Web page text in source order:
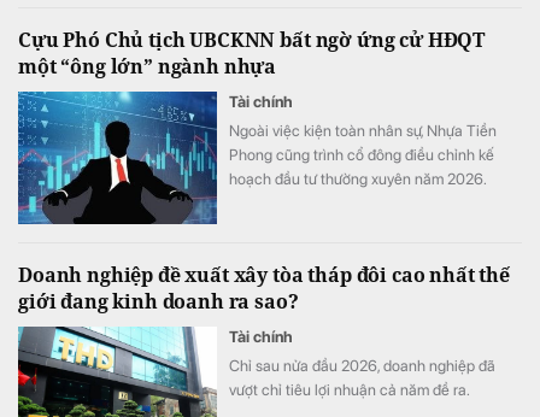
Cựu Phó Chủ tịch UBCKNN bất ngờ ứng cử HĐQT
một “ông lớn” ngành nhựa
Tài chính
Ngoài việc kiện toàn nhân sự, Nhựa Tiền
Phong cũng trình cổ đông điều chỉnh kế
hoạch đầu tư thường xuyên năm 2026.
Doanh nghiệp đề xuất xây tòa tháp đôi cao nhất thế
giới đang kinh doanh ra sao?
Tài chính
Chỉ sau nửa đầu 2026, doanh nghiệp đã
vượt chỉ tiêu lợi nhuận cả năm đề ra.